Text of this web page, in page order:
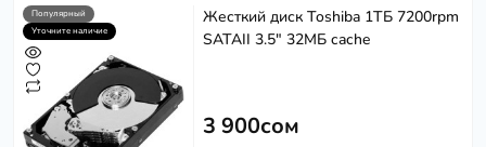
Популярный
Уточните наличие
Жесткий диск Toshiba 1ТБ 7200rpm
SATAII 3.5" 32МБ cache
3 900сом